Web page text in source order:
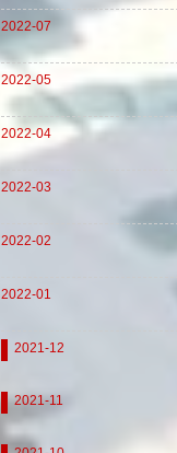
2022-07
2022-05
2022-04
2022-03
2022-02
2022-01
2021-12
2021-11